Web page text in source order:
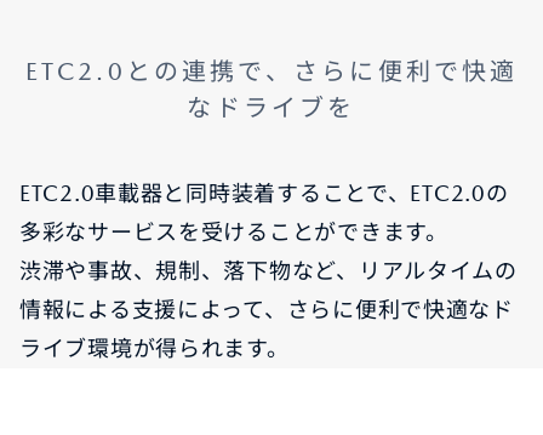
ETC2.0との連携で、さらに便利で快適
なドライブを
ETC2.0車載器と同時装着することで、ETC2.0の
多彩なサービスを受けることができます。
渋滞や事故、規制、落下物など、リアルタイムの
情報による支援によって、さらに便利で快適なド
ライブ環境が得られます。